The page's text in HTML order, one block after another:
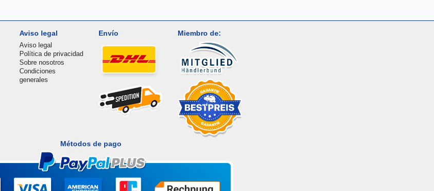
Aviso legal
Aviso legal
Política de privacidad
Sobre nosotros
Condiciones
generales
Envío Miembro de:
Métodos de pago